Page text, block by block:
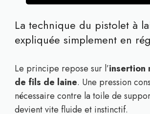
La technique du pistolet à
expliquée simplement en
Le principe repose sur l’insertion
de fils de laine. Une pression
nécessaire contre la toile de
devient vite fluide et instinctif.